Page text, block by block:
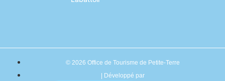
© 2026 Office de Tourisme de Petite-Terre
| Développé par